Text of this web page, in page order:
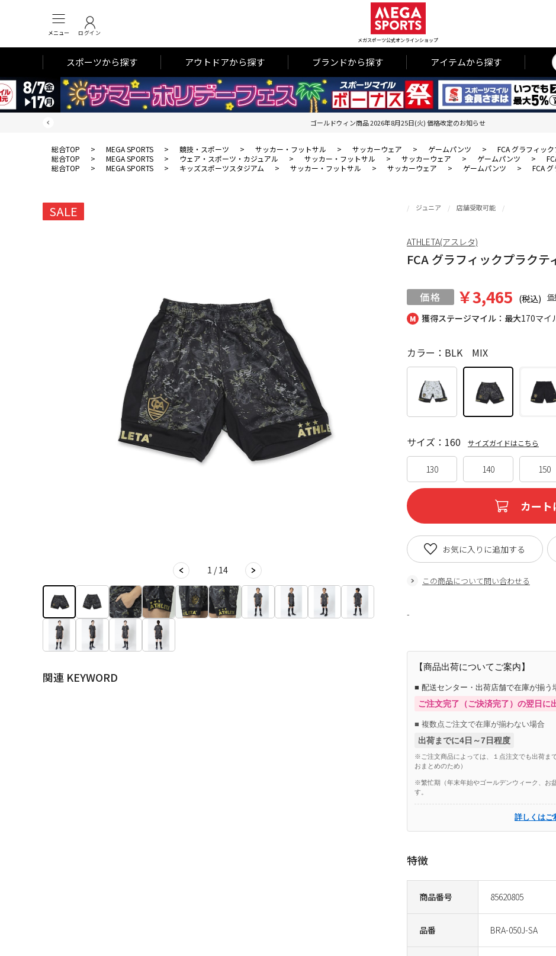
メニュー ログイン
メガスポーツ公式オンラインショップ
スポーツから探す アウトドアから探す ブランドから探す アイテムから探す
ゴールドウィン商品 2026年8月25日(火) 価格改定のお知らせ
総合TOP > MEGA SPORTS > 競技・スポーツ > サッカー・フットサル > サッカーウェア > ゲームパンツ >
FCA グラフィッ
総合TOP
> MEGA SPORTS > ウェア・スポーツ・カジュアル > サッカー・フットサル > サッカーウェア > ゲームパンツ >
総合TOP
> MEGA SPORTS > キッズスポーツスタジアム > サッカー・フットサル > サッカーウェア > ゲームパンツ > FCA
SALE
1 / 14
関連 KEYWORD
獲得ステージマイル：最大170マイ
ジュニア 店舗受取可能
FCA グラフィックプラク
￥3,465 (税込) 価
商品番号 85620805
品番 BRA-050J-SA
カラー：BLK MIX
130 140 150
サイズ：160 サイズガイドはこちら
カート
この商品について問い合わせる
お気に入りに追加する
ATHLETA(アスレタ)
-
【商品出荷についてご案内】
■ 配送センター・出荷店舗で在庫が揃う
ご注文完了（ご決済完了）の翌日に
■ 複数点ご注文で在庫が揃わない場合
出荷までに4日～7日程度
※ご注文商品によっては、１点注文でも出荷ま
おまとめのため）
※繁忙期（年末年始やゴールデンウィーク、お
す。
詳しくはご
特徴